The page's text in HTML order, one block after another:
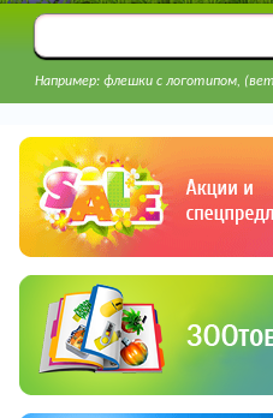
Например: флешки с логотипом,